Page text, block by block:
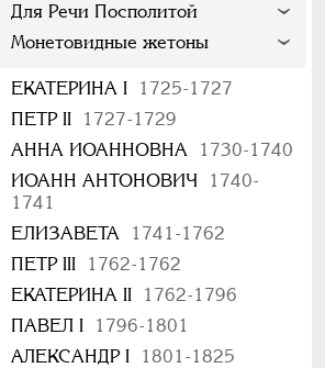
Для Речи Посполитой
Монетовидные жетоны
ЕКАТЕРИНА I
1725-1727
ПЕТР II
1727-1729
АННА ИОАННОВНА
1730-1740
ИОАНН АНТОНОВИЧ
1740-
1741
ЕЛИЗАВЕТА
1741-1762
ПЕТР III
1762-1762
ЕКАТЕРИНА II
1762-1796
ПАВЕЛ I
1796-1801
АЛЕКСАНДР I
1801-1825